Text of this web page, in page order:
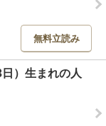
無料立読み
）生まれの人